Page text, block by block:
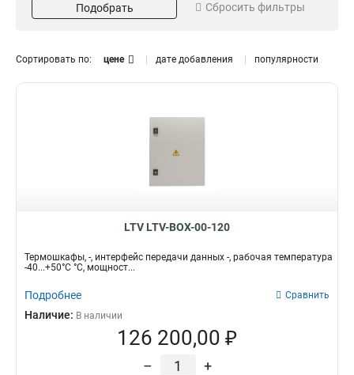
8xRJ-45 1 4-х
Подобрать
Сбросить фильтры
Сортировать по: цене дате добавления популярности
LTV LTV-BOX-00-120
Термошкафы, -, интерфейс передачи данных -, рабочая температура
-40...+50°C °C, мощност...
Подробнее Сравнить
Наличие: В наличии
126 200,00 ₽
– +